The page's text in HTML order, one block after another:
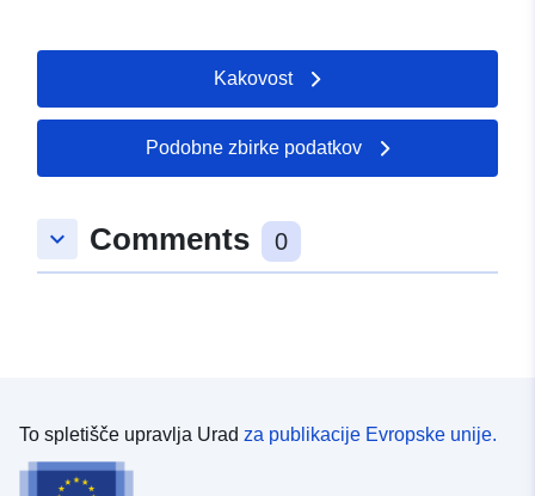
Kakovost
Podobne zbirke podatkov
keyboard_arrow_down Comments 0
To spletišče upravlja Urad za publikacije Evropske unije.